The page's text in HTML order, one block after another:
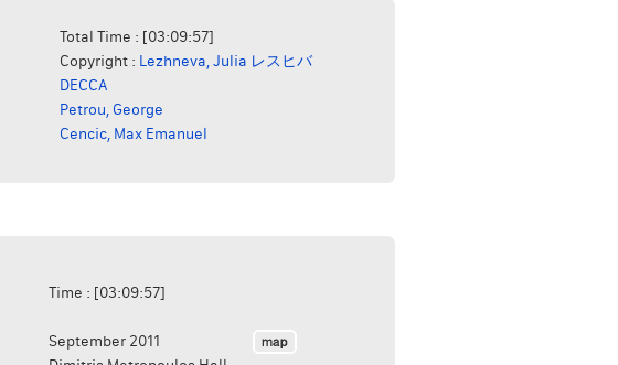
Total Time : [03:09:57]
Copyright : Lezhneva, Julia レスヒバ
DECCA
Petrou, George
Cencic, Max Emanuel
Time : [03:09:57]
September 2011